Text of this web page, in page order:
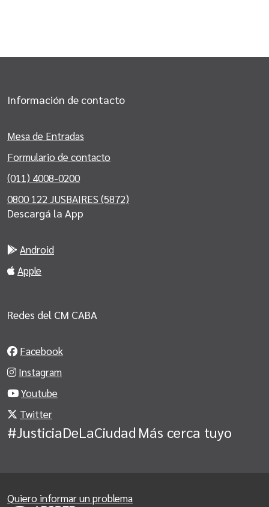
Información de contacto
Mesa de Entradas
Formulario de contacto
(011) 4008-0200
0800 122 JUSBAIRES (5872)
Descargá la App
Android
Apple
Redes del CM CABA
Facebook
Instagram
Youtube
Twitter
#JusticiaDeLaCiudad Más cerca tuyo
Quiero informar un problema